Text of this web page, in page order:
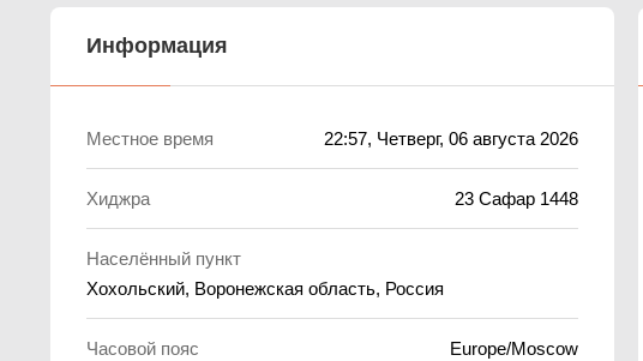
Информация
Местное время 22:57, Четверг, 06 августа 2026
Хиджра 23 Сафар 1448
Населённый пункт
Хохольский, Воронежская область, Россия
Часовой пояс Europe/Moscow